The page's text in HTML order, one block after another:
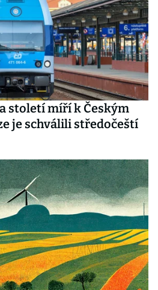
století míří k Českým
je schválili středočeští